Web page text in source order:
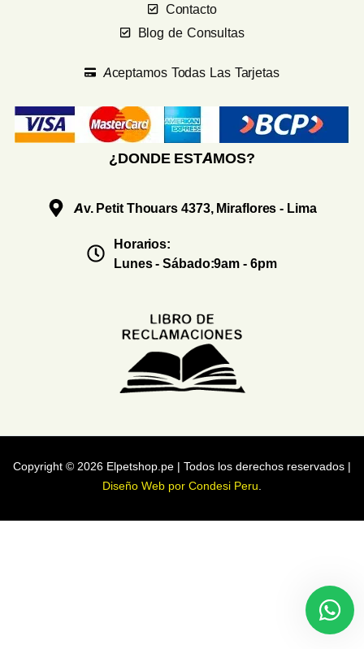
Contacto
Blog de Consultas
Aceptamos Todas Las Tarjetas
¿DONDE ESTAMOS?
Av. Petit Thouars 4373, Miraflores - Lima
Horarios:
Lunes - Sábado:9am - 6pm
Copyright © 2026 Elpetshop.pe | Todos los derechos reservados |
Diseño Web por Condesi Peru